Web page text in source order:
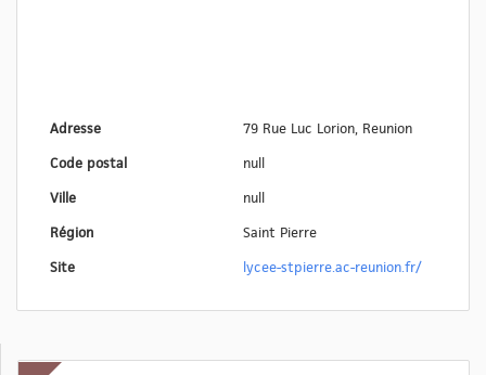
Adresse
79 Rue Luc Lorion, Reunion
Code postal
null
Ville
null
Région
Saint Pierre
Site
lycee-stpierre.ac-reunion.fr/